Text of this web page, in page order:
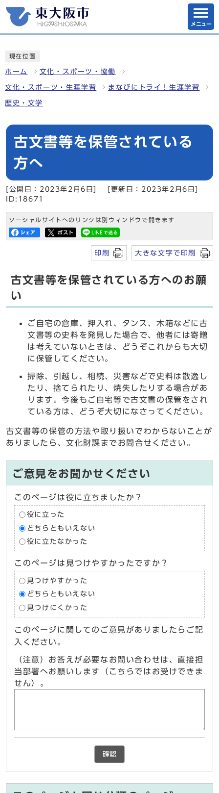
メニュー
現在位置
ホーム 文化・スポーツ・協働
文化・スポーツ・生涯学習 まなびにトライ！生涯学習
歴史・文学
古文書等を保管されている
方へ
[公開日：2023年2月6日]
[更新日：2023年2月6日]
ID:18671
ソーシャルサイトへのリンクは別ウィンドウで開きます
印刷 大きな文字で印刷
古文書等を保管されている方へのお願
い
ご自宅の倉庫、押入れ、タンス、木箱などに古
文書等の史料を発見した場合で、他者には寄贈
は考えていないときは、どうぞこれからも大切
に保管してください。
掃除、引越し、相続、災害などで史料は散逸し
たり、捨てられたり、焼失したりする場合があ
ります。今後もご自宅等で古文書の保管をされ
ている方は、どうぞ大切になさってください。
古文書等の保管の方法や取り扱いでわからないことが
ありましたら、文化財課までお問合せください。
ご意見をお聞かせください
このページは役に立ちましたか？
役に立った
どちらともいえない
役に立たなかった
このページは見つけやすかったですか？
見つけやすかった
どちらともいえない
見つけにくかった
このページに関してのご意見がありましたらご記
入ください。
（注意）お答えが必要なお問い合わせは、直接担
当部署へお願いします（こちらではお受けできま
せん）。
確認